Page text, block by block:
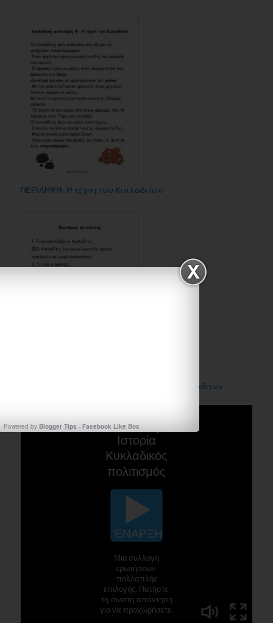
ΠΕΡΙΛΗΨΗ- Η τέχνη των Κυκλαδιτών
ΕΡΩΤΗΣΕΙΣ ΚΑΤΑΝΟΗΣΗΣ- Η τέχνη των Κυκλαδιτών
Powered by Blogger Tips - Facebook Like Box